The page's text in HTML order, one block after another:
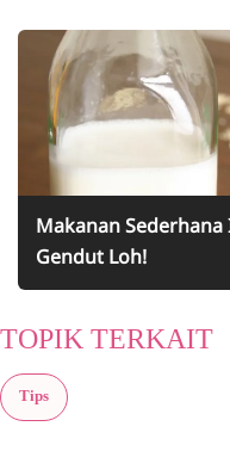
Makanan
Gendut Loh!
TOPIK TERKAIT
Tips